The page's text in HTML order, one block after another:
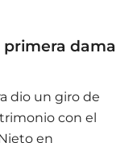
primera dama
dio un giro de
con el
en